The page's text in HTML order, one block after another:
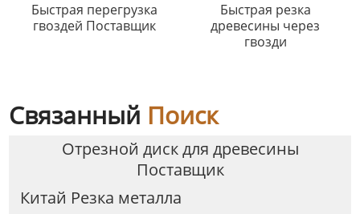
Быстрая перегрузка
гвоздей Поставщик
Быстрая резка
древесины через
гвозди
Связанный Поиск
Отрезной диск для древесины
Поставщик
Китай Резка металла